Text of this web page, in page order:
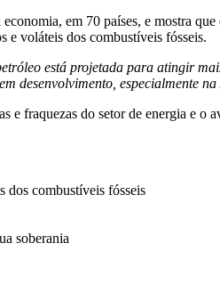
em 70 países, e mostra
e voláteis dos combustíveis fósseis.
está projetada para atingir
desenvolvimento, especialmente na
e fraquezas do setor de energia e o
dos combustíveis fósseis
soberania